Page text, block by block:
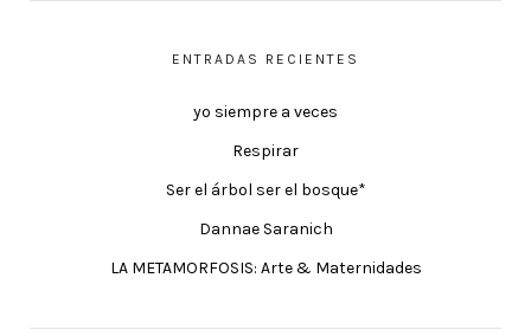
ENTRADAS RECIENTES
yo siempre a veces
Respirar
Ser el árbol ser el bosque*
Dannae Saranich
LA METAMORFOSIS: Arte & Maternidades